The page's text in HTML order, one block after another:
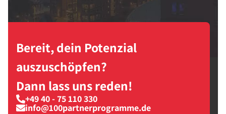
Bereit, dein Potenzial
auszuschöpfen?
Dann lass uns reden!
+49 40 - 75 110 330
info@100partnerprogramme.de